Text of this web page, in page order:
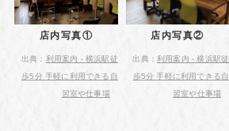
店内写真①
出典： 利用案内 - 横浜駅徒
歩5分 手軽に利用できる自
習室や仕事場
店内写真②
出典： 利用案内 - 横浜駅徒
歩5分 手軽に利用できる自
習室や仕事場